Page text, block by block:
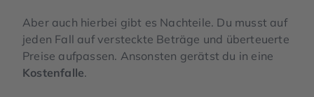
Aber auch hierbei gibt es Nachteile. Du musst auf
jeden Fall auf versteckte Beträge und überteuerte
Preise aufpassen. Ansonsten gerätst du in eine
Kostenfalle.